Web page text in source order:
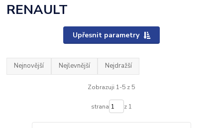
RENAULT
Upřesnit parametry
Nejnovější Nejlevnější Nejdražší
Zobrazuji 1-5 z 5
strana z 1